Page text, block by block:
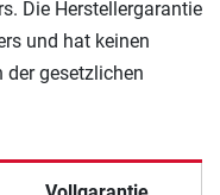
Die Herstellergarantie
und hat keinen
der gesetzlichen